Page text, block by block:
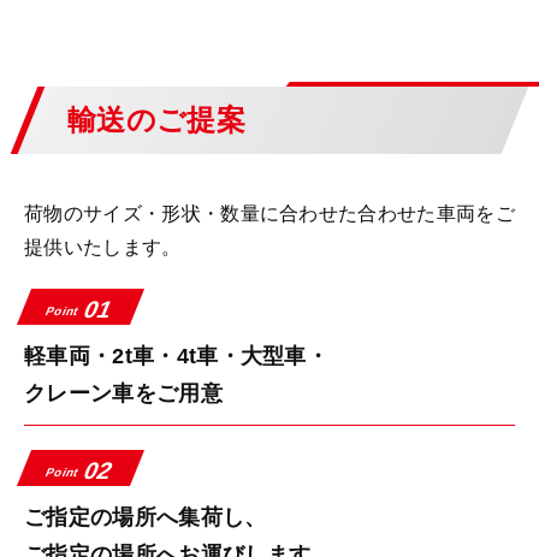
輸送のご提案
荷物のサイズ・形状・数量に合わせた合わせた車両をご
提供いたします。
Point 01
軽車両・2t車・4t車・大型車・
クレーン車をご用意
Point 02
ご指定の場所へ集荷し、